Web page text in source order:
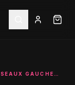
CISEAUX GAUCHER SCULPTEUR OSAKA ATS314L 6" COBALT PROFESSIONNEL